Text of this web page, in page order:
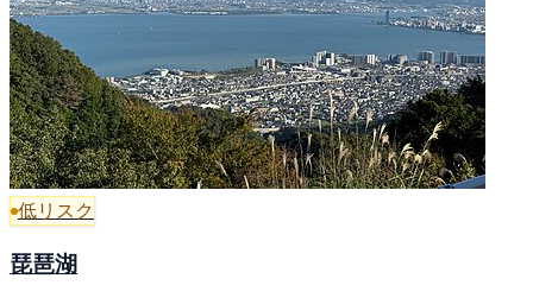
低リスク
琵琶湖